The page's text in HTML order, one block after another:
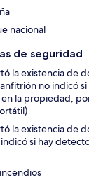
nacional
de seguridad
la existencia de
no indicó
la propiedad,
la existencia de
si hay